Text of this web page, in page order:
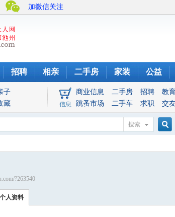
招聘 相亲 二手房 家装 公益
子
藏 信息
商业信息 二手房 招聘
教育
跳蚤市场
二手车 求职 交
加微信关注
搜索
?263540
个人资料